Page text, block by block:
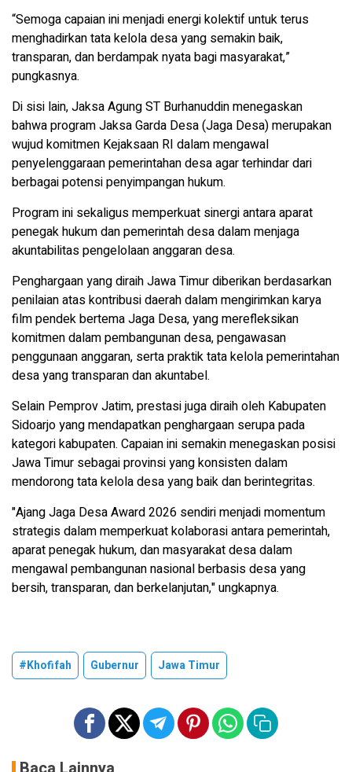
“Semoga capaian ini menjadi energi kolektif untuk terus
menghadirkan tata kelola desa yang semakin baik,
transparan, dan berdampak nyata bagi masyarakat,”
pungkasnya.
Di sisi lain, Jaksa Agung ST Burhanuddin menegaskan
bahwa program Jaksa Garda Desa (Jaga Desa) merupakan
wujud komitmen Kejaksaan RI dalam mengawal
penyelenggaraan pemerintahan desa agar terhindar dari
berbagai potensi penyimpangan hukum.
Program ini sekaligus memperkuat sinergi antara aparat
penegak hukum dan pemerintah desa dalam menjaga
akuntabilitas pengelolaan anggaran desa.
Penghargaan yang diraih Jawa Timur diberikan berdasarkan
penilaian atas kontribusi daerah dalam mengirimkan karya
film pendek bertema Jaga Desa, yang merefleksikan
komitmen dalam pembangunan desa, pengawasan
penggunaan anggaran, serta praktik tata kelola pemerintahan
desa yang transparan dan akuntabel.
Selain Pemprov Jatim, prestasi juga diraih oleh Kabupaten
Sidoarjo yang mendapatkan penghargaan serupa pada
kategori kabupaten. Capaian ini semakin menegaskan posisi
Jawa Timur sebagai provinsi yang konsisten dalam
mendorong tata kelola desa yang baik dan berintegritas.
"Ajang Jaga Desa Award 2026 sendiri menjadi momentum
strategis dalam memperkuat kolaborasi antara pemerintah,
aparat penegak hukum, dan masyarakat desa dalam
mengawal pembangunan nasional berbasis desa yang
bersih, transparan, dan berkelanjutan," ungkapnya.
#Khofifah Gubernur Jawa Timur